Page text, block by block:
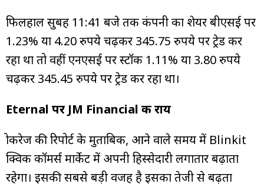
फिलहाल सुबह 11:41 बजे तक कंपनी का शेयर बीएसई पर
1.23% या 4.20 रुपये चढ़कर 345.75 रुपये पर ट्रेड कर
रहा था तो वहीं एनएसई पर स्टॉक 1.11% या 3.80 रुपये
चढ़कर 345.45 रुपये पर ट्रेड कर रहा था।
Eternal पर JM Financial की राय
ब्रोकरेज की रिपोर्ट के मुताबिक, आने वाले समय में Blinkit
क्विक कॉमर्स मार्केट में अपनी हिस्सेदारी लगातार बढ़ाता
रहेगा। इसकी सबसे बड़ी वजह है इसका तेजी से बढ़ता